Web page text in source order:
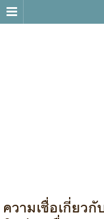
ความเชื่อเกี่ยว